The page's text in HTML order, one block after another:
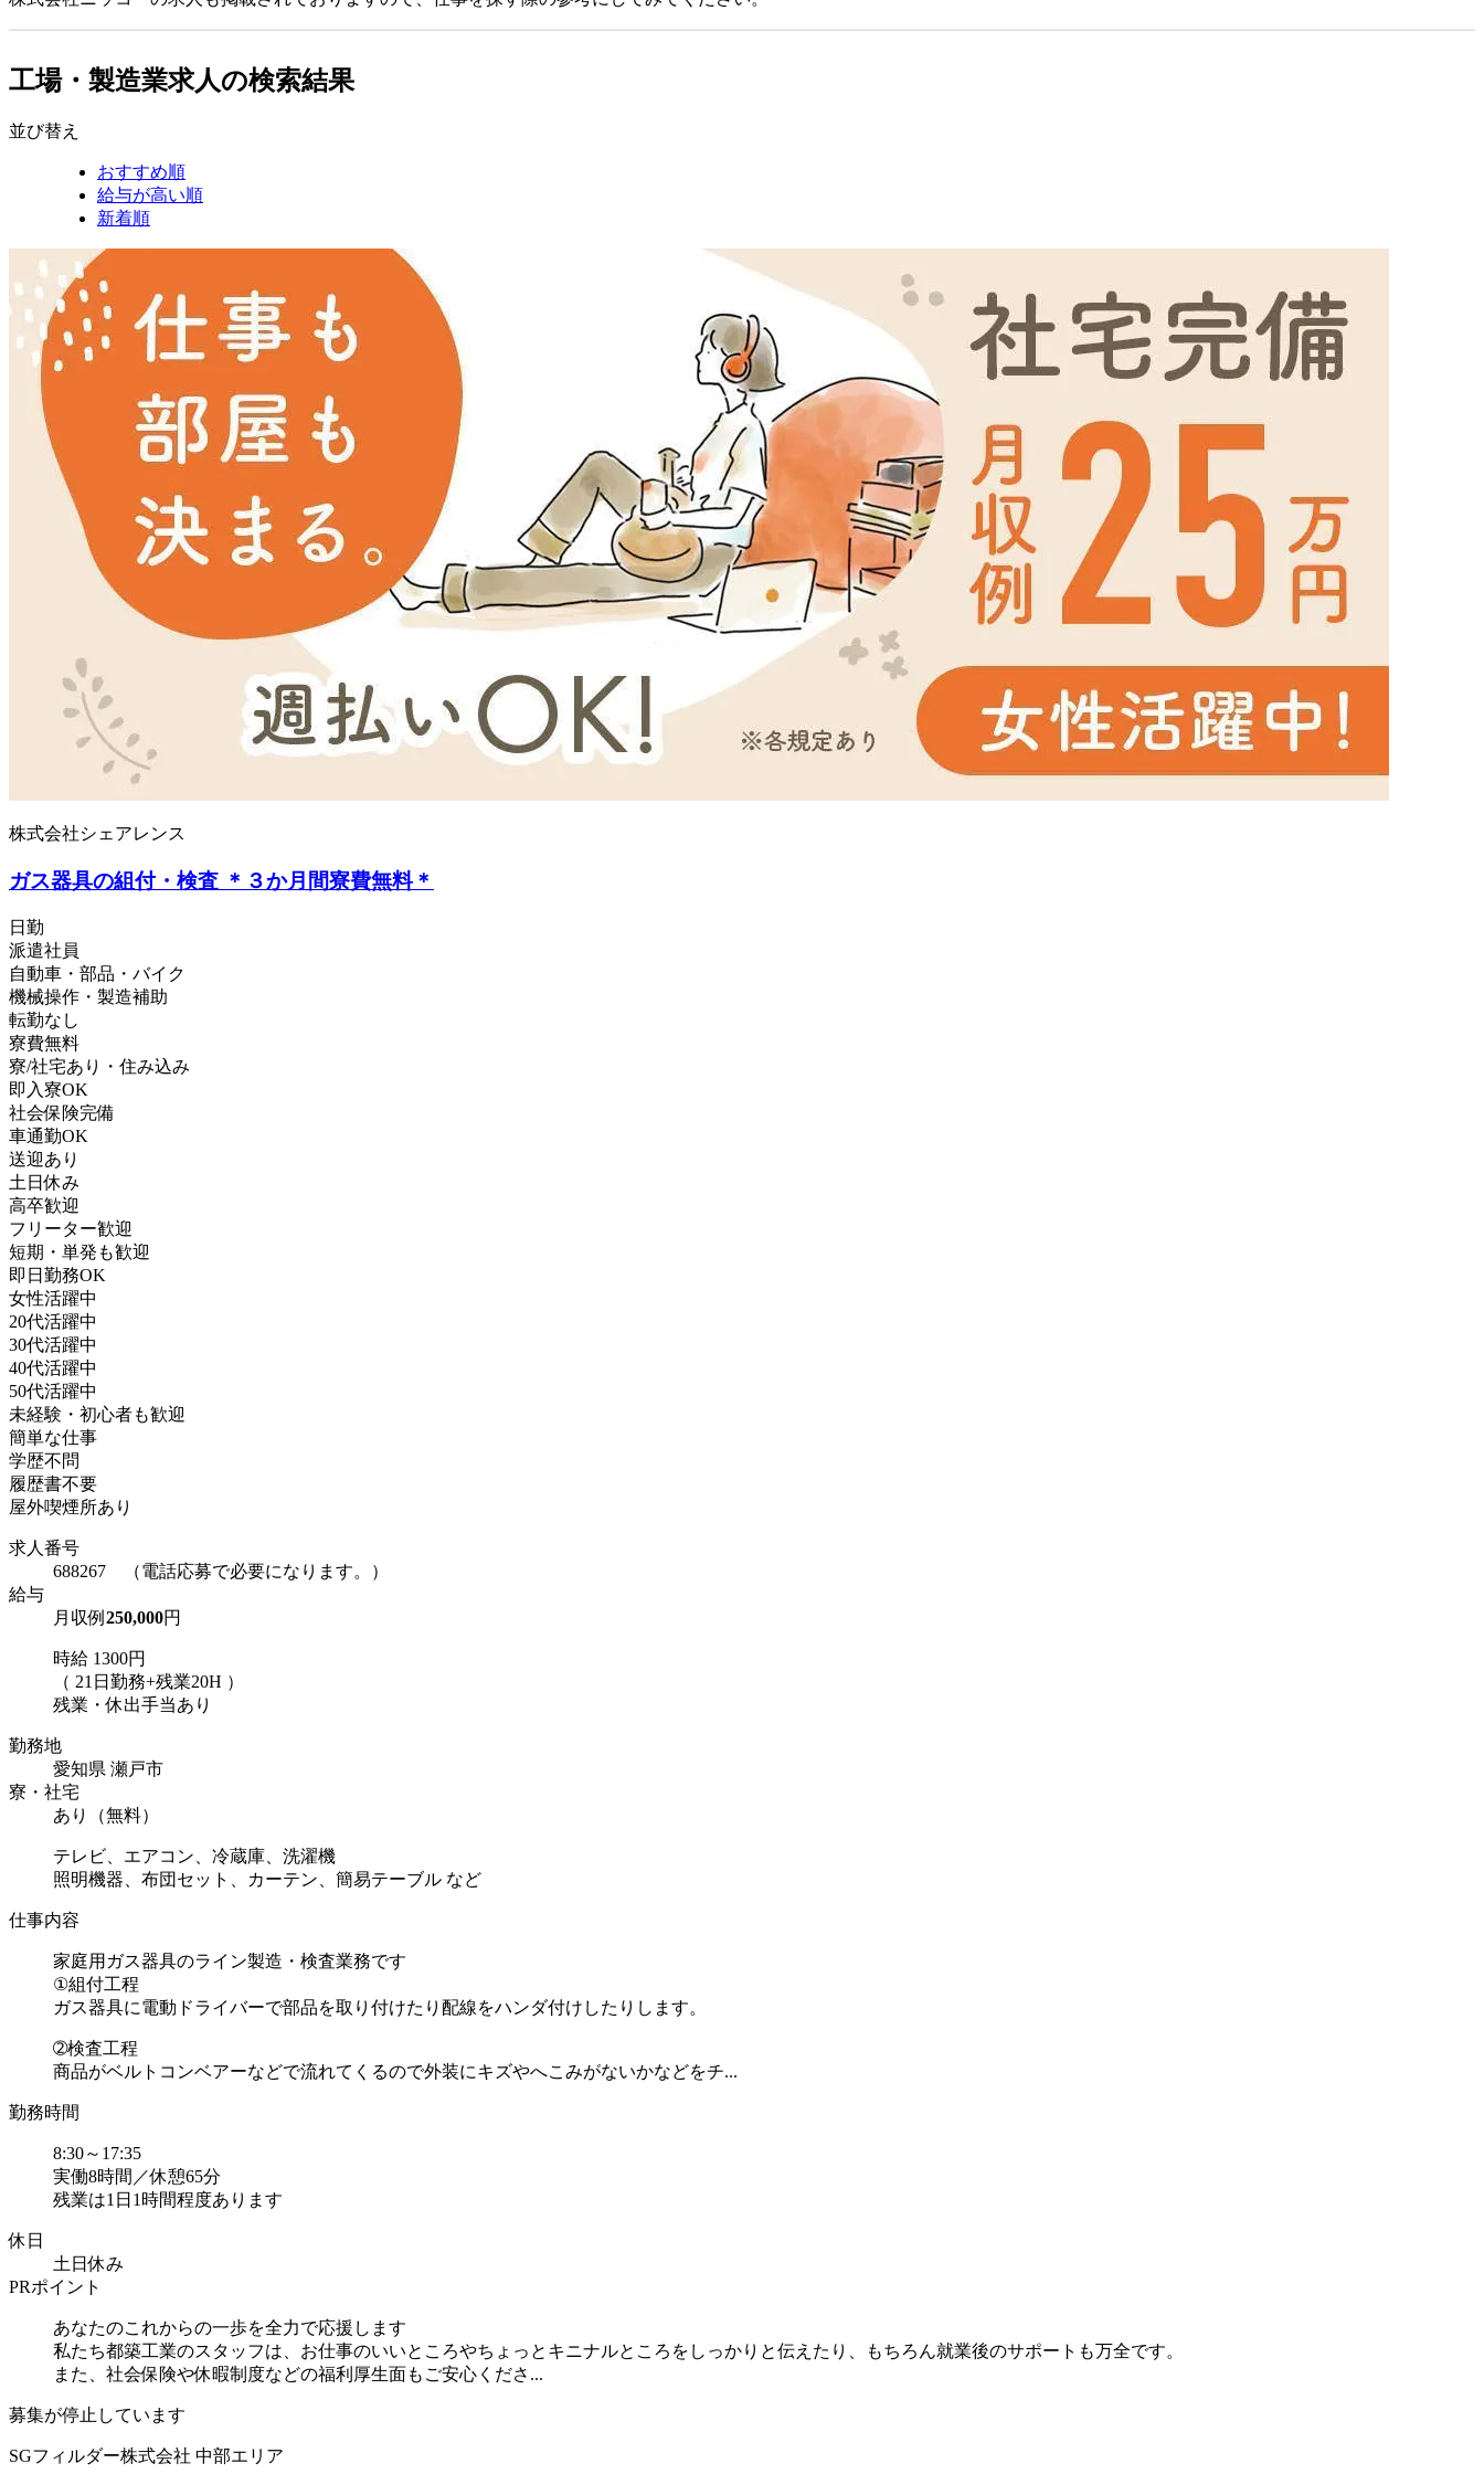
工場・製造業求人の検索結果
並び替え
おすすめ順
給与が高い順
新着順
株式会社シェアレンス
ガス器具の組付・検査 ＊３か月間寮費無料＊
日勤
派遣社員
自動車・部品・バイク
機械操作・製造補助
転勤なし
寮費無料
寮/社宅あり・住み込み
即入寮OK
社会保険完備
車通勤OK
送迎あり
土日休み
高卒歓迎
フリーター歓迎
短期・単発も歓迎
即日勤務OK
女性活躍中
20代活躍中
30代活躍中
40代活躍中
50代活躍中
未経験・初心者も歓迎
簡単な仕事
学歴不問
履歴書不要
屋外喫煙所あり
求人番号
688267 （電話応募で必要になります。）
給与
月収例 250,000円
時給 1300円
（ 21日勤務+残業20H ）
残業・休出手当あり
勤務地
愛知県 瀬戸市
寮・社宅
あり（無料）
テレビ、エアコン、冷蔵庫、洗濯機
照明機器、布団セット、カーテン、簡易テーブル など
仕事内容
家庭用ガス器具のライン製造・検査業務です
①組付工程
ガス器具に電動ドライバーで部品を取り付けたり配線をハンダ付けしたりします。
➁検査工程
商品がベルトコンベアーなどで流れてくるので外装にキズやへこみがないかなどをチ...
勤務時間
8:30～17:35
実働8時間／休憩65分
残業は1日1時間程度あります
休日
土日休み
PRポイント
あなたのこれからの一歩を全力で応援します
私たち都築工業のスタッフは、お仕事のいいところやちょっとキニナルところをしっかりと伝えたり、もちろん就業後のサポートも万全です。
また、社会保険や休暇制度などの福利厚生面もご安心くださ...
募集が停止しています
SGフィルダー株式会社 中部エリア